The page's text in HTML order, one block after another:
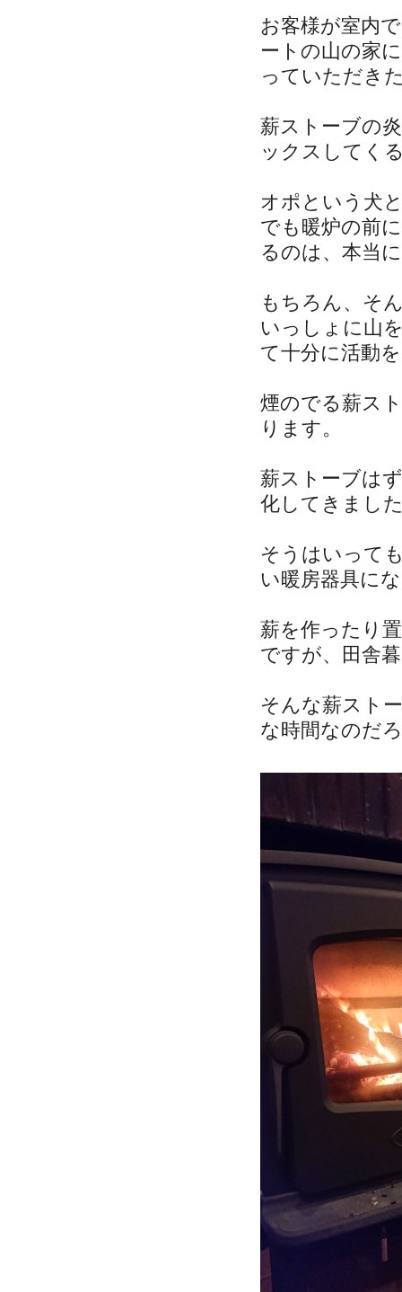
お客様が室内
ートの山の家
っていただき
薪ストーブの
ックスしてく
オポという犬
でも暖炉の前
るのは、本当
もちろん、そ
いっしょに山
て十分に活動
煙のでる薪ス
ります。
薪ストーブは
化してきまし
そうはいって
い暖房器具に
薪を作ったり
ですが、田舎
そんな薪スト
な時間なのだ